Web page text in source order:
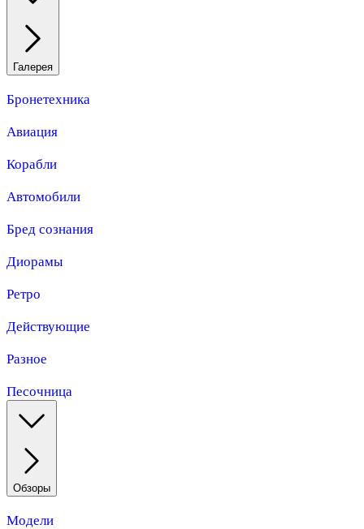
Галерея
Бронетехника
Авиация
Корабли
Автомобили
Бред сознания
Диорамы
Ретро
Действующие
Разное
Песочница
Обзоры
Модели